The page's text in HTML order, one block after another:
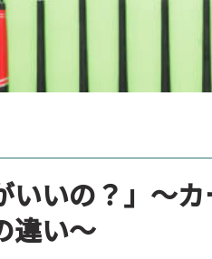
いいの？」～
違い～